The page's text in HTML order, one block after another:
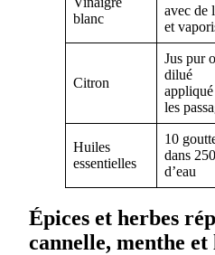
blanc
avec de
et
Citron
Jus pur
dilué
les
Huiles
essentielles
10
dans
d’eau
Épices et herbes
cannelle, menthe